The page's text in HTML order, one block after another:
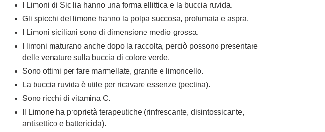
I Limoni di Sicilia hanno una forma ellittica e la buccia ruvida.
Gli spicchi del limone hanno la polpa succosa, profumata e aspra.
I Limoni siciliani sono di dimensione medio-grossa.
I limoni maturano anche dopo la raccolta, perciò possono presentare
delle venature sulla buccia di colore verde.
Sono ottimi per fare marmellate, granite e limoncello.
La buccia ruvida è utile per ricavare essenze (pectina).
Sono ricchi di vitamina C.
Il Limone ha proprietà terapeutiche (rinfrescante, disintossicante,
antisettico e battericida).